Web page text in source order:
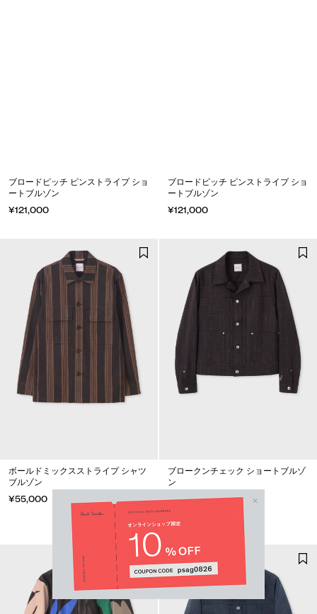
ブロードピッチ ピンストライプ ショ
ートブルゾン
¥121,000
ブロードピッチ ピンストライプ ショ
ートブルゾン
¥121,000
ボールドミックスストライプ シャツ
ブルゾン
¥55,000
ブロークンチェック ショートブルゾ
ン
¥132,000